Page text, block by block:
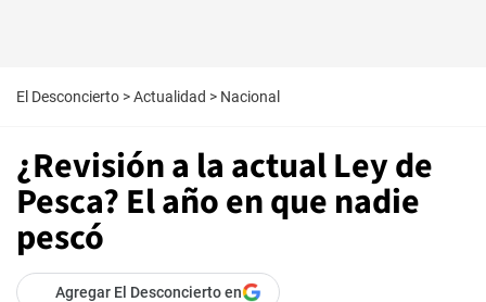
El Desconcierto >Actualidad > Nacional
¿Revisión a la actual Ley de
Pesca? El año en que nadie
pescó
Agregar El Desconcierto en